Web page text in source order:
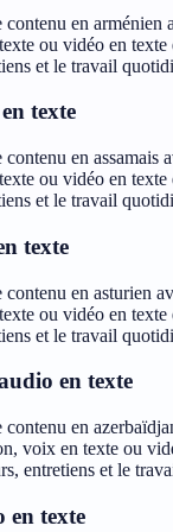
en arménien
ou vidéo en
et le travail
texte
en assamais
ou vidéo en
et le travail
texte
en asturien
ou vidéo en
et le travail
en texte
en
voix en texte ou
entretiens et le
en texte